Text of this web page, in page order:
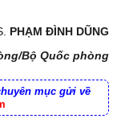
PHẠM ĐÌNH DŨNG
Bộ Quốc phòng
mục gửi về